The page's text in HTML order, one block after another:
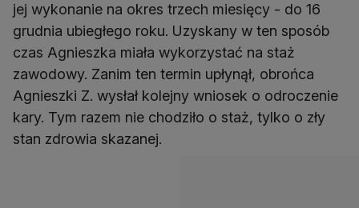
jej wykonanie na okres trzech miesięcy - do 16
grudnia ubiegłego roku. Uzyskany w ten sposób
czas Agnieszka miała wykorzystać na staż
zawodowy. Zanim ten termin upłynął, obrońca
Agnieszki Z. wysłał kolejny wniosek o odroczenie
kary. Tym razem nie chodziło o staż, tylko o zły
stan zdrowia skazanej.